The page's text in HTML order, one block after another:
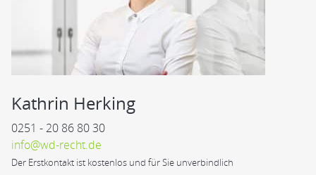
Kathrin Herking
0251 - 20 86 80 30
info@wd-recht.de
Der Erstkontakt ist kostenlos und für Sie unverbindlich